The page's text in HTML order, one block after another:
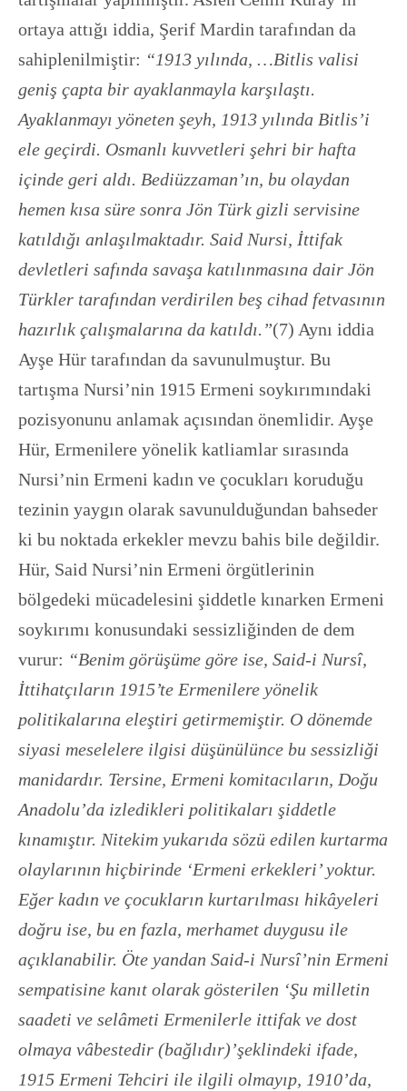
ortaya attığı iddia, Şerif Mardin tarafından da
sahiplenilmiştir: “1913 yılında, …Bitlis valisi
geniş çapta bir ayaklanmayla karşılaştı.
Ayaklanmayı yöneten şeyh, 1913 yılında Bitlis’i
ele geçirdi. Osmanlı kuvvetleri şehri bir hafta
içinde geri aldı. Bediüzzaman’ın, bu olaydan
hemen kısa süre sonra Jön Türk gizli servisine
katıldığı anlaşılmaktadır. Said Nursi, İttifak
devletleri safında savaşa katılınmasına dair Jön
Türkler tarafından verdirilen beş cihad fetvasının
hazırlık çalışmalarına da katıldı.”(7) Aynı iddia
Ayşe Hür tarafından da savunulmuştur. Bu
tartışma Nursi’nin 1915 Ermeni soykırımındaki
pozisyonunu anlamak açısından önemlidir. Ayşe
Hür, Ermenilere yönelik katliamlar sırasında
Nursi’nin Ermeni kadın ve çocukları koruduğu
tezinin yaygın olarak savunulduğundan bahseder
ki bu noktada erkekler mevzu bahis bile değildir.
Hür, Said Nursi’nin Ermeni örgütlerinin
bölgedeki mücadelesini şiddetle kınarken Ermeni
soykırımı konusundaki sessizliğinden de dem
vurur: “Benim görüşüme göre ise, Said-i Nursî,
İttihatçıların 1915’te Ermenilere yönelik
politikalarına eleştiri getirmemiştir. O dönemde
siyasi meselelere ilgisi düşünülünce bu sessizliği
manidardır. Tersine, Ermeni komitacıların, Doğu
Anadolu’da izledikleri politikaları şiddetle
kınamıştır. Nitekim yukarıda sözü edilen kurtarma
olaylarının hiçbirinde ‘Ermeni erkekleri’ yoktur.
Eğer kadın ve çocukların kurtarılması hikâyeleri
doğru ise, bu en fazla, merhamet duygusu ile
açıklanabilir. Öte yandan Said-i Nursî’nin Ermeni
sempatisine kanıt olarak gösterilen ‘Şu milletin
saadeti ve selâmeti Ermenilerle ittifak ve dost
olmaya vâbestedir (bağlıdır)’şeklindeki ifade,
1915 Ermeni Tehciri ile ilgili olmayıp, 1910’da,